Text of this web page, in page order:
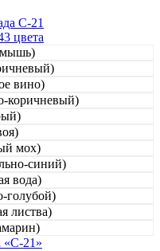
цвета
мышь)
вино)
коричневый)
мох)
синий)
вода)
голубой)
листва)
«С-21»